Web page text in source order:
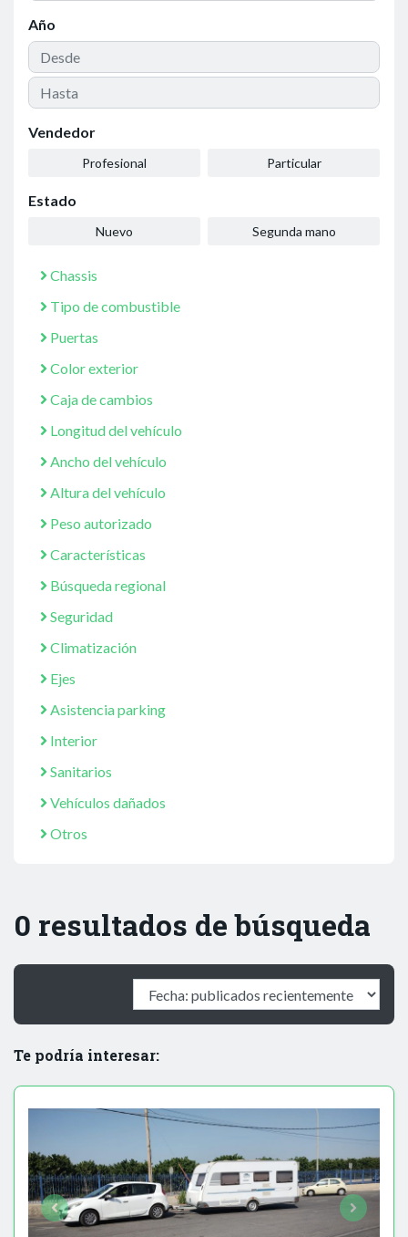
Año
Vendedor
Profesional Particular
Estado
Nuevo Segunda mano
Chassis
Tipo de combustible
Puertas
Color exterior
Caja de cambios
Longitud del vehículo
Ancho del vehículo
Altura del vehículo
Peso autorizado
Características
Búsqueda regional
Seguridad
Climatización
Ejes
Asistencia parking
Interior
Sanitarios
Vehículos dañados
Otros
0 resultados de búsqueda
Te podría interesar: